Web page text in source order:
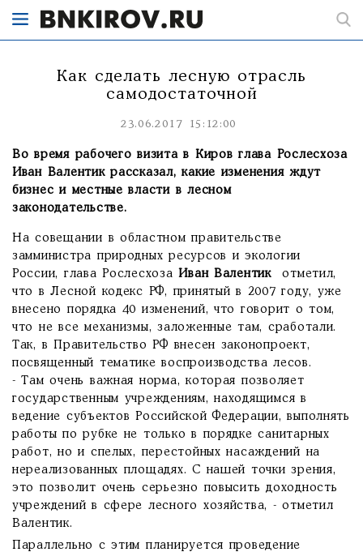
Как сделать лесную отрасль
самодостаточной
23.06.2017 15:12:00
Во время рабочего визита в Киров глава Рослесхоза
Иван Валентик рассказал, какие изменения ждут
бизнес и местные власти в лесном
законодательстве.
На совещании в областном правительстве
замминистра природных ресурсов и экологии
России, глава Рослесхоза Иван Валентикотметил,
что в Лесной кодекс РФ, принятый в 2007 году, уже
внесено порядка 40 изменений, что говорит о том,
что не все механизмы, заложенные там, сработали.
Так, в Правительство РФ внесен законопроект,
посвященный тематике воспроизводства лесов.
- Там очень важная норма, которая позволяет
государственным учреждениям, находящимся в
ведение субъектов Российской Федерации, выполнять
работы по рубке не только в порядке санитарных
работ, но и спелых, перестойных насаждений на
нереализованных площадях. С нашей точки зрения,
это позволит очень серьезно повысить доходность
учреждений в сфере лесного хозяйства, - отметил
Валентик.
Параллельно с этим планируется проведение